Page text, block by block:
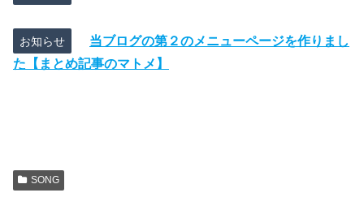
お知らせ
当ブログの第２のメニューページを作りまし
た【まとめ記事のマトメ】
SONG